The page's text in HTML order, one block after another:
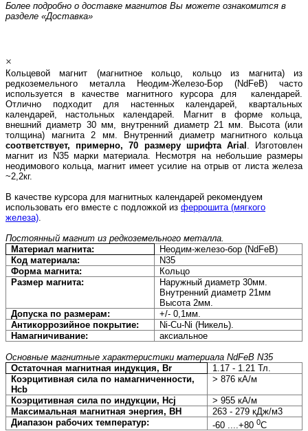
Более подробно о доставке магнитов Вы можете ознакомится в
разделе «Доставка»
×
Кольцевой магнит (магнитное кольцо, кольцо из магнита) из
редкоземельного металла Неодим-Железо-Бор (NdFeB) часто
используется в качестве магнитного курсора для календарей.
Отлично подходит для настенных календарей, квартальных
календарей, настольных календарей. Магнит в форме кольца,
внешний диаметр 30 мм, внутренний диаметр 21 мм. Высота (или
толщина) магнита 2 мм. Внутренний диаметр магнитного кольца
соответствует, примерно, 70 размеру шрифта Arial .
Изготовлен
магнит из N35 марки материала. Несмотря на небольшие размеры
неодимового кольца, магнит имеет усилие на отрыв от листа железа
~2,2кг.
В качестве курсора для магнитных календарей рекомендуем
использовать его вместе с подложкой из феррошита (мягкого
железа).
Постоянный магнит из редкоземельного металла.
Материал магнита:
Неодим-железо-бор (NdFeB)
Код материала:
N35
Форма магнита:
Кольцо
Размер магнита:
Наружный диаметр 30мм.
Внутренний диаметр 21мм
Высота 2мм.
Допуска по размерам:
+/- 0,1мм.
Антикоррозийное покрытие:
Ni-Cu-Ni (Никель).
Намагничивание:
аксиальное
Основные магнитные характеристики материала NdFeB N35
Остаточная магнитная индукция, Br
1.17 - 1.21 Тл.
Коэрцитивная сила по намагниченности,
Hcb
> 876 кА/м
Коэрцитивная сила по индукции, Hcj
> 955 кА/м
Максимальная магнитная энергия, BH
263 - 279 кДж/м3
Диапазон рабочих температур:
-60 ....+800С